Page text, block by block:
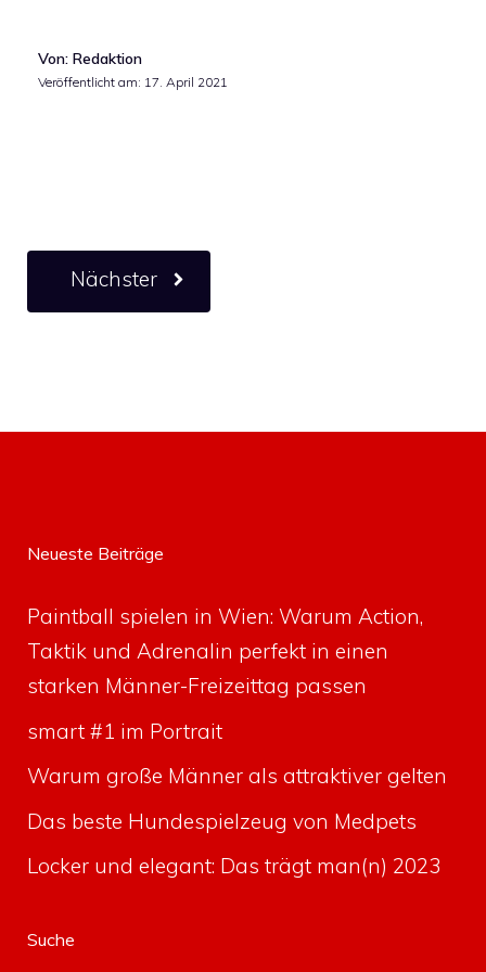
Von: Redaktion
Veröffentlicht am: 17. April 2021
Nächster
Neueste Beiträge
Paintball spielen in Wien: Warum Action,
Taktik und Adrenalin perfekt in einen
starken Männer-Freizeittag passen
smart #1 im Portrait
Warum große Männer als attraktiver gelten
Das beste Hundespielzeug von Medpets
Locker und elegant: Das trägt man(n) 2023
Suche